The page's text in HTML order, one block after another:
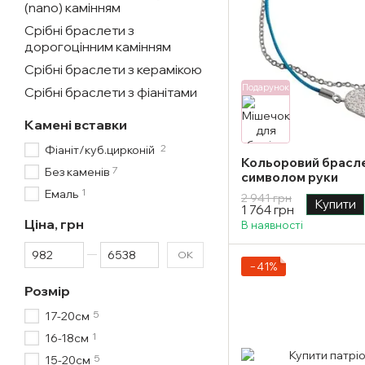
Подарунок
Кольоровий
символом руки
2 941 грн
1 764 грн Купити
В наявності
−41%
(nano) камінням
Срібні браслети з
дорогоцінним камінням
Срібні браслети з керамікою
Срібні браслети з фіанітами
Камені вставки
Фіаніт/куб.цирконій 2
Без каменів 7
Емаль 1
Ціна, грн
Від Ціна, грн
До Ціна, грн ОК
Розмір
17-20см 5
16-18см 1
15-20см 5